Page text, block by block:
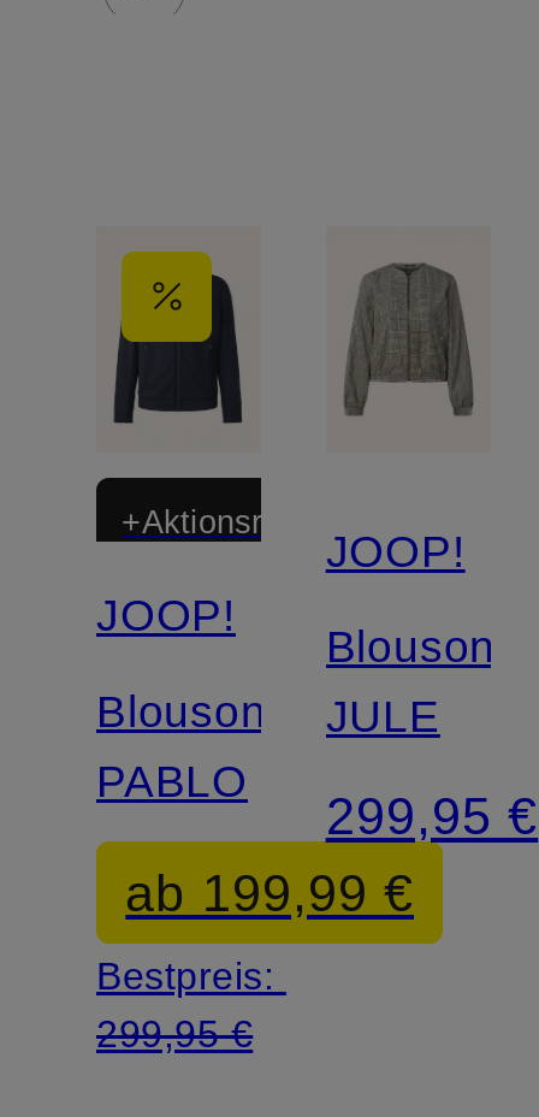
+Aktionsrabatt
JOOP!
Blouson
PABLO
ab 199,99 €
Bestpreis:
299,95 €
JOOP!
Blouson
JULE
299,95 €